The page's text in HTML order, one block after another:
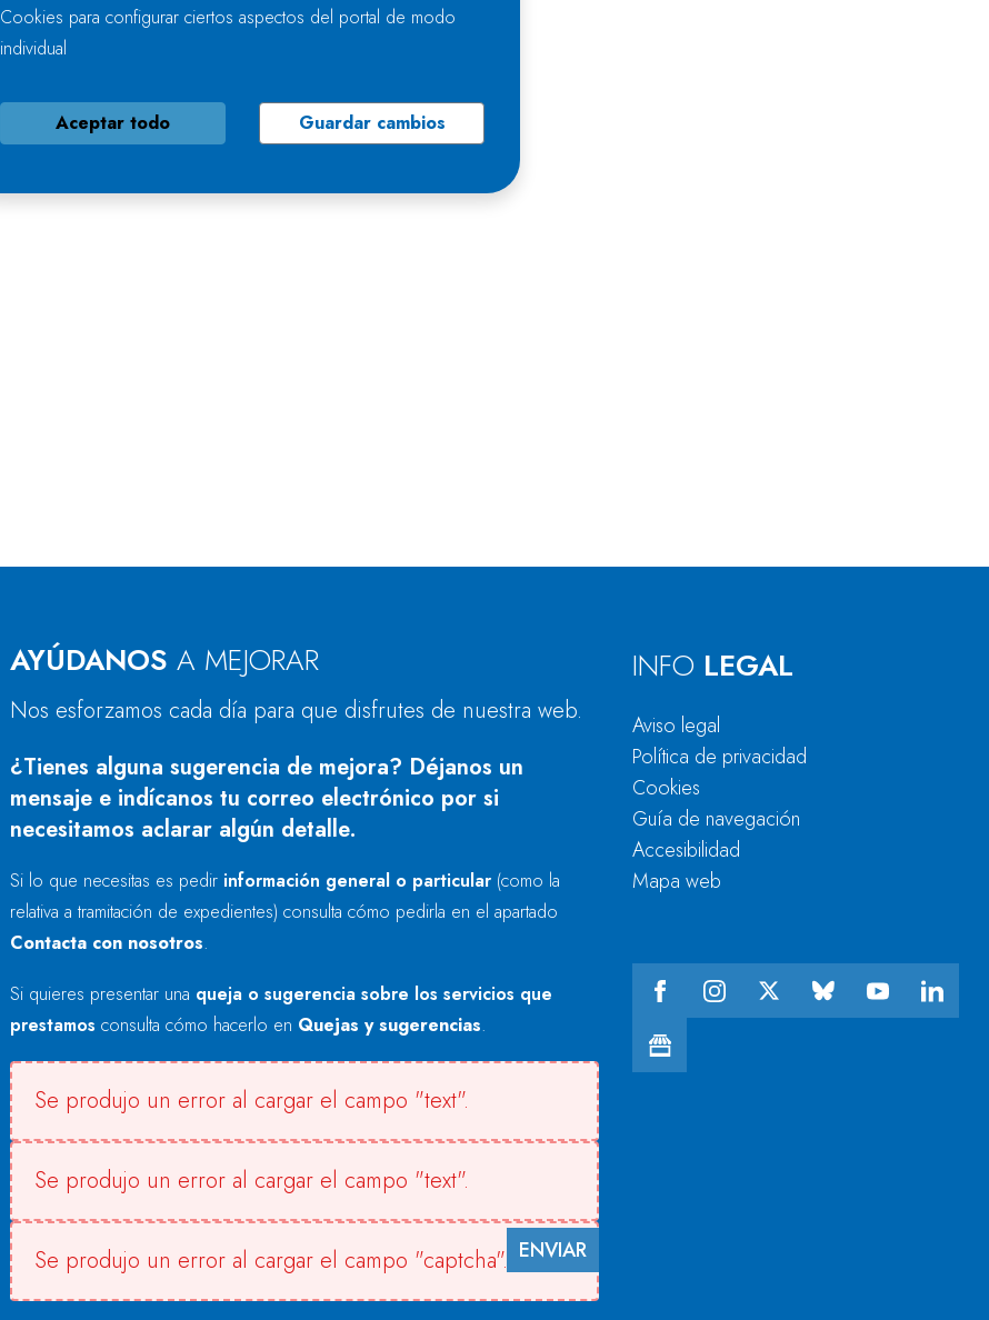
AYÚDANOS A MEJORAR
Nos esforzamos cada día para que disfrutes de nuestra web.
¿Tienes alguna sugerencia de mejora? Déjanos un
mensaje e indícanos tu correo electrónico por si
necesitamos aclarar algún detalle.
Si lo que necesitas es pedir información general o particular (como la
relativa a tramitación de expedientes) consulta cómo pedirla en el apartado
Contacta con nosotros.
Si quieres presentar una queja o sugerencia sobre los servicios que
prestamos consulta cómo hacerlo en Quejas y sugerencias.
Se produjo un error al cargar el campo "text".
Se produjo un error al cargar el campo "text".
Se produjo un error al cargar el campo "captcha". ENVIAR
INFO LEGAL
Aviso legal
Política de privacidad
Cookies
Guía de navegación
Accesibilidad
Mapa web
Cookies para configurar ciertos aspectos del portal de modo
individual
Aceptar todo Guardar cambios